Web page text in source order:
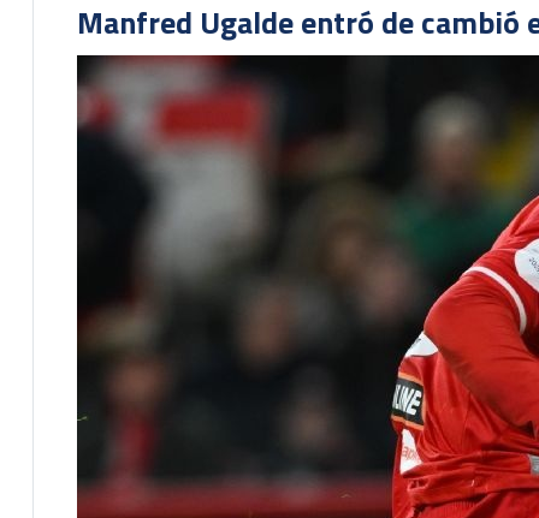
Manfred Ugalde entró de cambió